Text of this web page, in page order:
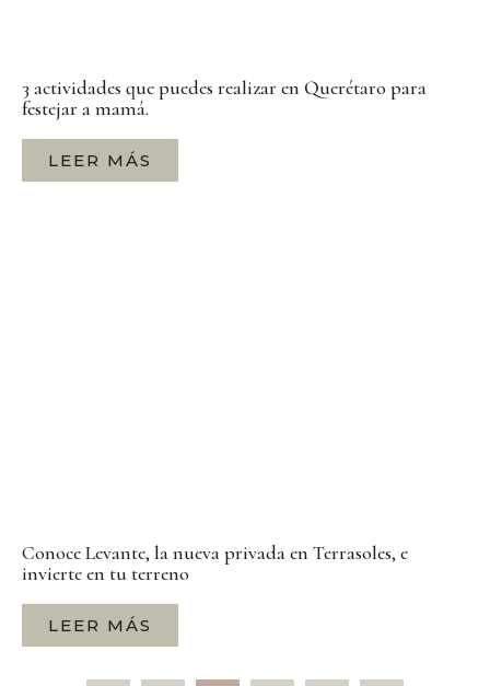
3 actividades que puedes realizar en Querétaro para
festejar a mamá.
LEER MÁS
Conoce Levante, la nueva privada en Terrasoles, e
invierte en tu terreno
LEER MÁS